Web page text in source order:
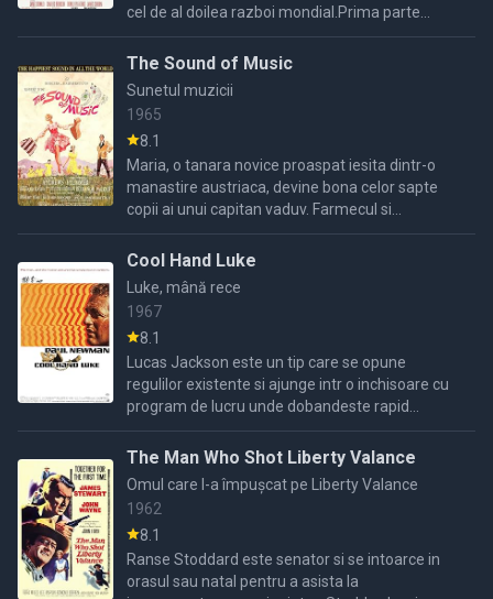
cel de al doilea razboi mondial.Prima parte
povesteste planul de evadare , tunelul pe care il
sapa, iar ...
The Sound of Music
Sunetul muzicii
1965
8.1
Maria, o tanara novice proaspat iesita dintr-o
manastire austriaca, devine bona celor sapte
copii ai unui capitan vaduv. Farmecul si
simplitatea fetei ii cuceresc nu doar pe micii
Cool Hand Luke
Luke, mână rece
1967
8.1
Lucas Jackson este un tip care se opune
regulilor existente si ajunge intr o inchisoare cu
program de lucru unde dobandeste rapid
respectul celorlalti detinuti si devine un adevarat
model.Cu ...
The Man Who Shot Liberty Valance
Omul care l-a împuşcat pe Liberty Valance
1962
8.1
Ranse Stoddard este senator si se intoarce in
orasul sau natal pentru a asista la